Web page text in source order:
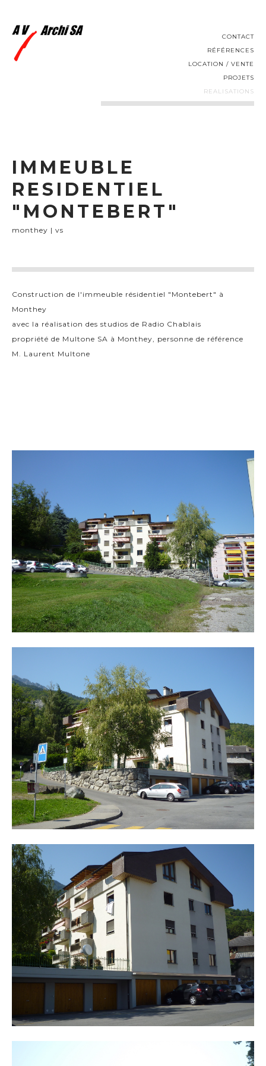
CONTACT
RÉFÉRENCES
LOCATION / VENTE
PROJETS
REALISATIONS
IMMEUBLE
RESIDENTIEL
"MONTEBERT"
monthey | vs
Construction de l'immeuble résidentiel "Montebert" à
Monthey
avec la réalisation des studios de Radio Chablais
propriété de Multone SA à Monthey, personne de référence
M. Laurent Multone